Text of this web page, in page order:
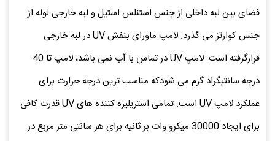
فضای بین لبه داخلی از جنس استنلس استیل و لبه خارجی لوله از
جنس کوارتز می گذرد. لامپ ماورای بنفش UV در لبه خارجی
قرارگرفته است. لامپ UV در تماس با آب نمی باشد، لامپ تا 40
درجه سانتیگراد گرم می شودکه مناسب ترین درجه حرارت برای
عملکرد لامپ UV است. تمامی استریلیزه کننده های UV قدرت کافی
برای ایجاد 30000 میکرو وات بر ثانیه برای هر سانتی متر مربع در